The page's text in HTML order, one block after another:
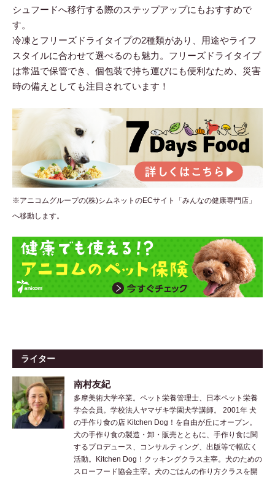
シュフードへ移行する際のステップアップにもおすすめで
す。
冷凍とフリーズドライタイプの2種類があり、用途やライフ
スタイルに合わせて選べるのも魅力。フリーズドライタイプ
は常温で保管でき、個包装で持ち運びにも便利なため、災害
時の備えとしても注目されています！
※アニコムグループの(株)シムネットのECサイト「みんなの健康専門店」
へ移動します。
ライター
南村友紀
多摩美術大学卒業。ペット栄養管理士、日本ペット栄養
学会会員。学校法人ヤマザキ学園犬学講師。 2001年 犬
の手作り食の店 Kitchen Dog！を自由が丘にオープン。
犬の手作り食の製造・卸・販売とともに、手作り食に関
するプロデュース、コンサルティング、出版等で幅広く
活動。Kitchen Dog！クッキングクラス主宰。犬のための
スローフード協会主宰。犬のごはんの作り方クラスを開